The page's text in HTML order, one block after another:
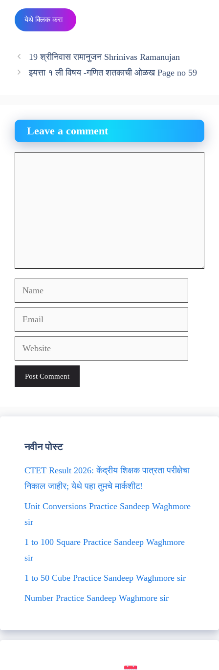
येथे क्लिक करा
19 श्रीनिवास रामानुजन Shrinivas Ramanujan
इयत्ता १ ली विषय -गणित शतकाची ओळख Page no 59
Leave a comment
Name
Email
Website
नवीन पोस्ट
CTET Result 2026: केंद्रीय शिक्षक पात्रता परीक्षेचा
निकाल जाहीर; येथे पहा तुमचे मार्कशीट!
Unit Conversions Practice Sandeep Waghmore
sir
1 to 100 Square Practice Sandeep Waghmore
sir
1 to 50 Cube Practice Sandeep Waghmore sir
Number Practice Sandeep Waghmore sir